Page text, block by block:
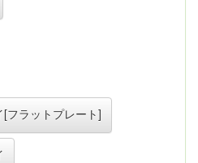
フラットプレート]